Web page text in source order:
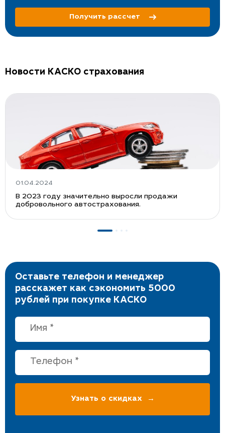
Получить рассчет
Новости КАСКО страхования
01.04.2024
В 2023 году значительно выросли продажи
добровольного автострахования.
Оставьте телефон и менеджер
расскажет как сэкономить 5000
рублей при покупке КАСКО